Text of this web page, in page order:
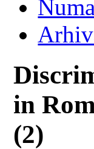
in
(2)